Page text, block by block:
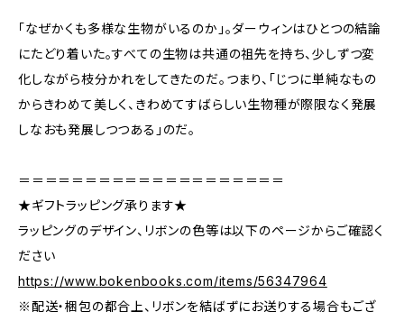
「なぜかくも多様な生物がいるのか」。ダーウィンはひとつの結論
にたどり着いた。すべての生物は共通の祖先を持ち、少しずつ変
化しながら枝分かれをしてきたのだ。つまり、「じつに単純なもの
からきわめて美しく、きわめてすばらしい生物種が際限なく発展
しなおも発展しつつある」のだ。
＝＝＝＝＝＝＝＝＝＝＝＝＝＝＝＝＝＝＝＝
★ギフトラッピング承ります★
ラッピングのデザイン、リボンの色等は以下のページからご確認く
ださい
https://www.bokenbooks.com/items/56347964
※配送・梱包の都合上、リボンを結ばずにお送りする場合もござ